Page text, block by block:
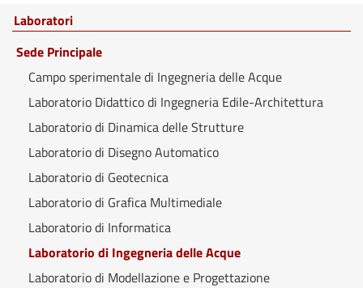
Laboratori
Sede Principale
Campo sperimentale di Ingegneria delle Acque
Laboratorio Didattico di Ingegneria Edile-Architettura
Laboratorio di Dinamica delle Strutture
Laboratorio di Disegno Automatico
Laboratorio di Geotecnica
Laboratorio di Grafica Multimediale
Laboratorio di Informatica
Laboratorio di Ingegneria delle Acque
Laboratorio di Modellazione e Progettazione